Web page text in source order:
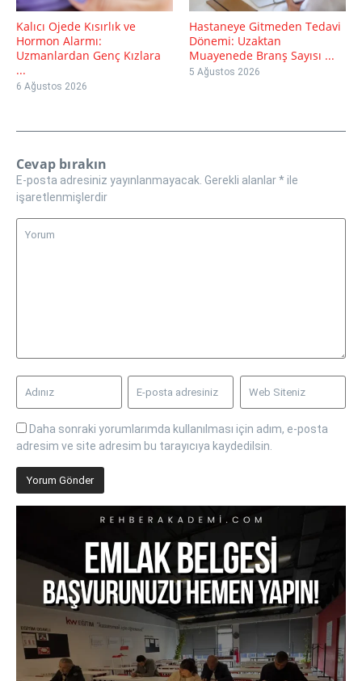
Kalıcı Ojede Kısırlık ve
Hormon Alarmı:
Uzmanlardan Genç Kızlara
...
6 Ağustos 2026
Hastaneye Gitmeden Tedavi
Dönemi: Uzaktan
Muayenede Branş Sayısı ...
5 Ağustos 2026
Cevap bırakın
E-posta adresiniz yayınlanmayacak. Gerekli alanlar*ile
işaretlenmişlerdir
Daha sonraki yorumlarımda kullanılması için adım, e-posta
adresim ve site adresim bu tarayıcıya kaydedilsin.